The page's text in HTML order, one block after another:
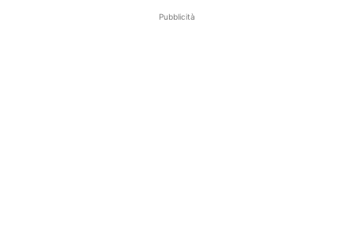
Pubblicità